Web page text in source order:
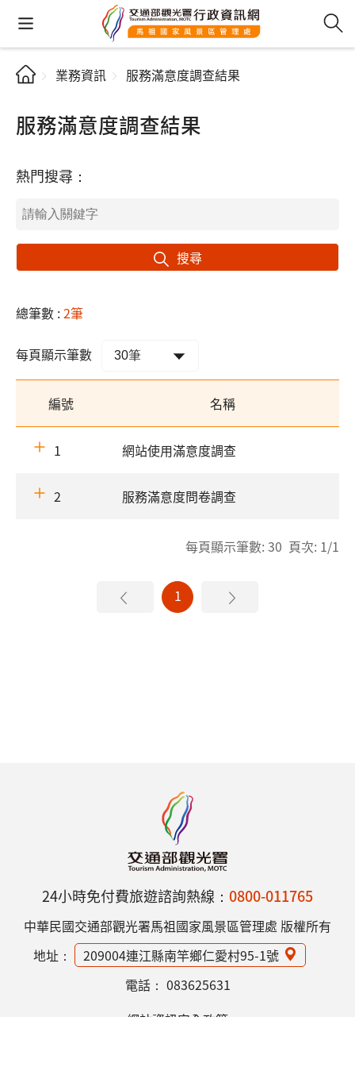
業務資訊 服務滿意度調查結果
服務滿意度調查結果
熱門搜尋：
搜尋
總筆數 :2筆
每頁顯示筆數
編號 名稱
1 網站使用滿意度調查
2 服務滿意度問卷調查
每頁顯示筆數: 30 頁次: 1/1
1
24小時免付費旅遊諮詢熱線： 0800-011765
中華民國交通部觀光署馬祖國家風景區管理處 版權所有
地址：
209004連江縣南竿鄉仁愛村95-1號
電話： 083625631
網站資訊安全政策